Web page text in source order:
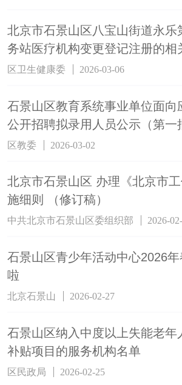
北京市石景山区八宝山街道永乐
务站医疗机构变更登记注册的相
区卫生健康委 2026-03-06
石景山区教育系统事业单位面向
公开招聘拟录用人员公示（第一
区教委 2026-03-02
北京市石景山区 办理《北京市
施细则 （修订稿）
中共北京市石景山区委组织部 2026-
石景山区青少年活动中心2026
啦
北京石景山 2026-02-27
石景山区纳入中度以上失能老年
补贴项目的服务机构名单
区民政局 2026-02-25